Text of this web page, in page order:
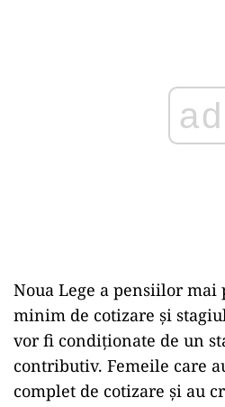
ad
Noua Lege a pensiilor mai
minim de cotizare și
vor fi condiționate de un
contributiv. Femeile care
complet de cotizare și au